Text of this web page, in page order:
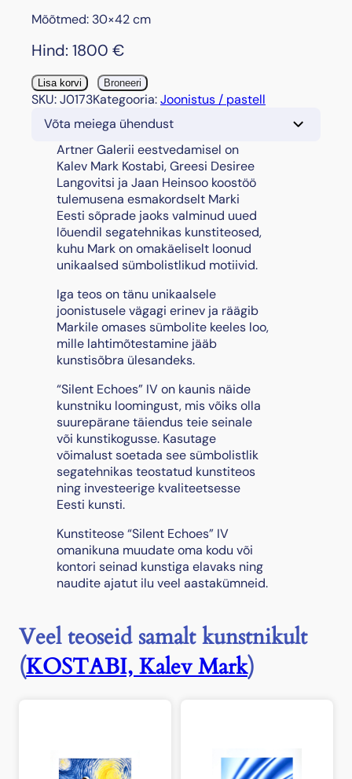
Mõõtmed: 30×42 cm
Hind: 1800 €
"
S
Lisa korvi Broneeri
SKU:J0173Kategooria:Joonistus / pastell
Võta meiega ühendust
Artner Galerii eestvedamisel on
Kalev Mark Kostabi, Greesi Desiree
Langovitsi ja Jaan Heinsoo koostöö
tulemusena esmakordselt Marki
Eesti sõprade jaoks valminud uued
lõuendil segatehnikas kunstiteosed,
kuhu Mark on omakäeliselt loonud
unikaalsed sümbolistlikud motiivid.
Iga teos on tänu unikaalsele
joonistusele vägagi erinev ja räägib
Markile omases sümbolite keeles loo,
mille lahtimõtestamine jääb
kunstisõbra ülesandeks.
“Silent Echoes” IV on kaunis näide
kunstniku loomingust, mis võiks olla
suurepärane täiendus teie seinale
või kunstikogusse. Kasutage
võimalust soetada see sümbolistlik
segatehnikas teostatud kunstiteos
ning investeerige kvaliteetsesse
Eesti kunsti.
Kunstiteose “Silent Echoes” IV
omanikuna muudate oma kodu või
kontori seinad kunstiga elavaks ning
naudite ajatut ilu veel aastakümneid.
Veel teoseid samalt kunstnikult
(KOSTABI, Kalev Mark)